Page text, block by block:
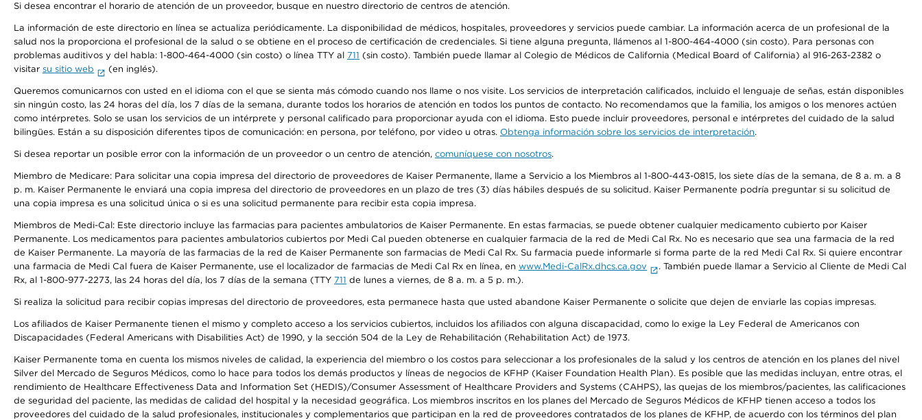
Si desea encontrar el horario de atención de un proveedor, busque en nuestro directorio de centros de atención.
La información de este directorio en línea se actualiza periódicamente. La disponibilidad de médicos, hospitales, proveedores y servicios puede cambiar. La información acerca de un profesional de la
salud nos la proporciona el profesional de la salud o se obtiene en el proceso de certificación de credenciales. Si tiene alguna pregunta, llámenos al 1-800-464-4000 (sin costo). Para personas con
problemas auditivos y del habla: 1-800-464-4000 (sin costo) o línea TTY al 711 (sin costo). También puede llamar al Colegio de Médicos de California (Medical Board of California) al 916-263-2382 o
visitar su sitio web (en inglés).
Queremos comunicarnos con usted en el idioma con el que se sienta más cómodo cuando nos llame o nos visite. Los servicios de interpretación calificados, incluido el lenguaje de señas, están disponibles
sin ningún costo, las 24 horas del día, los 7 días de la semana, durante todos los horarios de atención en todos los puntos de contacto. No recomendamos que la familia, los amigos o los menores actúen
como intérpretes. Solo se usan los servicios de un intérprete y personal calificado para proporcionar ayuda con el idioma. Esto puede incluir proveedores, personal e intérpretes del cuidado de la salud
bilingües. Están a su disposición diferentes tipos de comunicación: en persona, por teléfono, por video u otras. Obtenga información sobre los servicios de interpretación.
Si desea reportar un posible error con la información de un proveedor o un centro de atención, comuníquese con nosotros.
Miembro de Medicare: Para solicitar una copia impresa del directorio de proveedores de Kaiser Permanente, llame a Servicio a los Miembros al 1-800-443-0815, los siete días de la semana, de 8 a. m. a 8
p. m. Kaiser Permanente le enviará una copia impresa del directorio de proveedores en un plazo de tres (3) días hábiles después de su solicitud. Kaiser Permanente podría preguntar si su solicitud de
una copia impresa es una solicitud única o si es una solicitud permanente para recibir esta copia impresa.
Miembros de Medi-Cal: Este directorio incluye las farmacias para pacientes ambulatorios de Kaiser Permanente. En estas farmacias, se puede obtener cualquier medicamento cubierto por Kaiser
Permanente. Los medicamentos para pacientes ambulatorios cubiertos por Medi Cal pueden obtenerse en cualquier farmacia de la red de Medi Cal Rx. No es necesario que sea una farmacia de la red
de Kaiser Permanente. La mayoría de las farmacias de la red de Kaiser Permanente son farmacias de Medi Cal Rx. Su farmacia puede informarle si forma parte de la red Medi Cal Rx. Si quiere encontrar
una farmacia de Medi Cal fuera de Kaiser Permanente, use el localizador de farmacias de Medi Cal Rx en línea, en www.Medi-CalRx.dhcs.ca.gov
. También puede llamar a Servicio al Cliente de Medi Cal
Rx, al 1-800-977-2273, las 24 horas del día, los 7 días de la semana (TTY 711 de lunes a viernes, de 8 a. m. a 5 p. m.).
Si realiza la solicitud para recibir copias impresas del directorio de proveedores, esta permanece hasta que usted abandone Kaiser Permanente o solicite que dejen de enviarle las copias impresas.
Los afiliados de Kaiser Permanente tienen el mismo y completo acceso a los servicios cubiertos, incluidos los afiliados con alguna discapacidad, como lo exige la Ley Federal de Americanos con
Discapacidades (Federal Americans with Disabilities Act) de 1990, y la sección 504 de la Ley de Rehabilitación (Rehabilitation Act) de 1973.
Kaiser Permanente toma en cuenta los mismos niveles de calidad, la experiencia del miembro o los costos para seleccionar a los profesionales de la salud y los centros de atención en los planes del nivel
Silver del Mercado de Seguros Médicos, como lo hace para todos los demás productos y líneas de negocios de KFHP (Kaiser Foundation Health Plan). Es posible que las medidas incluyan, entre otras, el
rendimiento de Healthcare Effectiveness Data and Information Set (HEDIS)/Consumer Assessment of Healthcare Providers and Systems (CAHPS), las quejas de los miembros/pacientes, las calificaciones
de seguridad del paciente, las medidas de calidad del hospital y la necesidad geográfica. Los miembros inscritos en los planes del Mercado de Seguros Médicos de KFHP tienen acceso a todos los
proveedores del cuidado de la salud profesionales, institucionales y complementarios que participan en la red de proveedores contratados de los planes de KFHP, de acuerdo con los términos del plan